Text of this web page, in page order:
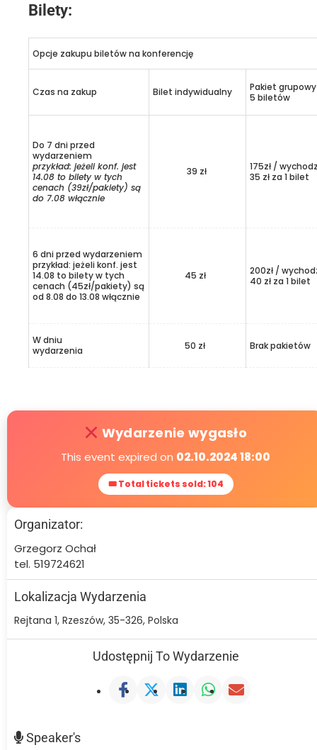
Bilety:
Opcje zakupu biletów na konferencję
Czas na zakup Bilet indywidualny
Pakiet grupowy
5 biletów
Do 7 dni przed
wydarzeniem
przykład: jeżeli konf. jest
14.08 to bilety w tych
cenach (39zł/pakiety) są
do 7.08 włącznie
39 zł
175zł /
35 zł za 1 bilet
6 dni przed wydarzeniem
przykład: jeżeli konf. jest
14.08 to bilety w tych
cenach (45zł/pakiety) są
od 8.08 do 13.08 włącznie
45 zł
200zł /
40 zł za 1 bilet
W dniu
wydarzenia
50 zł Brak pakietów
Wydarzenie wygasło
This event expired on 02.10.2024 18:00
🎟 Total tickets sold: 104
Organizator:
Grzegorz Ochał
tel. 519724621
Lokalizacja Wydarzenia
Rejtana 1, Rzeszów, 35-326, Polska
Udostępnij To Wydarzenie
Speaker's